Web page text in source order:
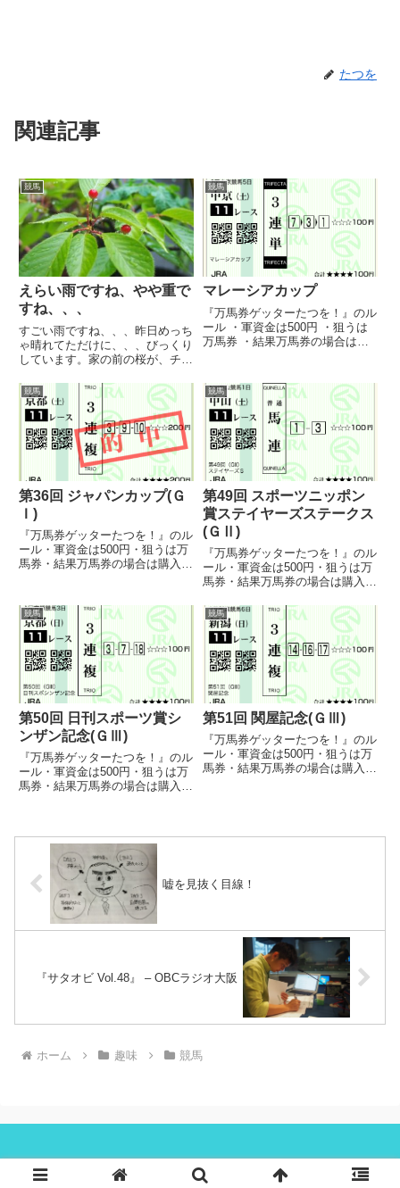
たつを
関連記事
競馬
えらい雨ですね、やや重で
すね、、、
すごい雨ですね、、、昨日めっち
ゃ晴れてただけに、、、びっくり
しています。家の前の桜が、チェ
か可愛いです☆ええことありあそ
うです。ってことで、大荒れする
ヴィクトリアマイルを見てみまし
た。3番ラビットラン♪ほら、僕...
競馬
マレーシアカップ
『万馬券ゲッターたつを！』のル
ール ・軍資金は500円 ・狙うは
万馬券 ・結果万馬券の場合は購
基本当たらないので、はずれても
すねない（笑） ・高配当を取っ
たら読者に還元するとかしな...
競馬
第36回 ジャパンカップ(Ｇ
Ｉ)
『万馬券ゲッターたつを！』のル
ール・軍資金は500円・狙うは万
馬券・結果万馬券の場合は購入し
馬券でなくても購入しても良い・
万馬券は基本当たらないので、は
ずれてもすねない（笑）・高配...
競馬
第49回 スポーツニッポン
賞ステイヤーズステークス
(ＧⅡ)
『万馬券ゲッターたつを！』のル
ール・軍資金は500円・狙うは万
馬券・結果万馬券の場合は購入し
た場合は許す）・誕生日馬券は万
馬券でなくても購入しても良い・
万馬券は基本当たらないので、は
ずれてもすねない（笑）・高配...
競馬
第50回 日刊スポーツ賞シ
ンザン記念(ＧⅢ)
『万馬券ゲッターたつを！』のル
ール・軍資金は500円・狙うは万
馬券・結果万馬券の場合は購入し
万馬券は基本当たらないので、は
ずれてもすねない（笑）・高配...
競馬
第51回 関屋記念(ＧⅢ)
『万馬券ゲッターたつを！』のル
ール・軍資金は500円・狙うは万
馬券・結果万馬券の場合は購入し
ずれてもすねない（笑）・高配...
嘘を見抜く目線！
『サタオビ Vol.48』 – OBCラジオ大阪
ホーム 趣味 競馬
Copyright © 2014 たつをブログ All Rights Reserved.